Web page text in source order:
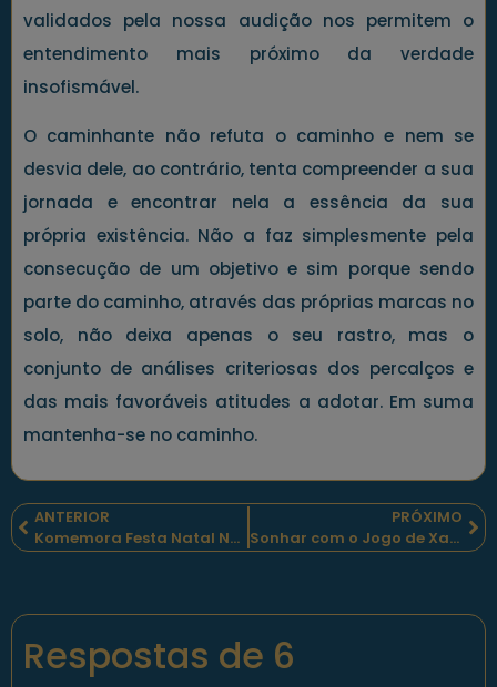
validados pela nossa audição nos permitem o
entendimento mais próximo da verdade
insofismável.
O caminhante não refuta o caminho e nem se
desvia dele, ao contrário, tenta compreender a sua
jornada e encontrar nela a essência da sua
própria existência. Não a faz simplesmente pela
consecução de um objetivo e sim porque sendo
parte do caminho, através das próprias marcas no
solo, não deixa apenas o seu rastro, mas o
conjunto de análises criteriosas dos percalços e
das mais favoráveis atitudes a adotar. Em suma
mantenha-se no caminho.
ANTERIOR
Komemora Festa Natal No Tinan Foun, PNTL Sei Halo Operasaun LILIN
PRÓXIMO
Sonhar com o Jogo de Xadrez
Respostas de 6